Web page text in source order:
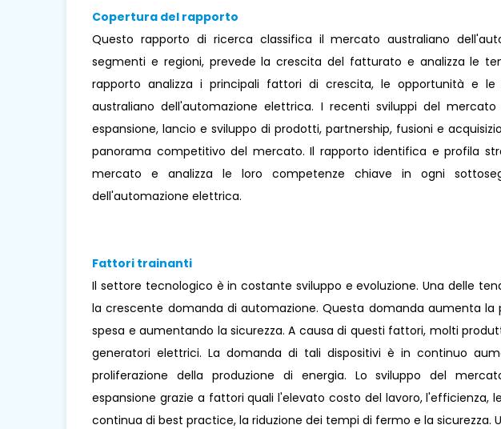
Copertura del rapporto
Questo rapporto di ricerca classifica il mercato australiano
segmenti e regioni, prevede la crescita del fatturato e analizza le
rapporto analizza i principali fattori di crescita, le opportunità e
australiano dell'automazione elettrica. I recenti sviluppi del
espansione, lancio e sviluppo di prodotti, partnership, fusioni e
panorama competitivo del mercato. Il rapporto identifica e profila
mercato e analizza le loro competenze chiave in ogni
dell'automazione elettrica.
Fattori trainanti
Il settore tecnologico è in costante sviluppo e evoluzione. Una delle
la crescente domanda di automazione. Questa domanda aumenta
spesa e aumentando la sicurezza. A causa di questi fattori, molti
generatori elettrici. La domanda di tali dispositivi è in continuo
proliferazione della produzione di energia. Lo sviluppo del
espansione grazie a fattori quali l'elevato costo del lavoro, l'efficienza,
continua di best practice, la riduzione dei tempi di fermo e la sicurezza.